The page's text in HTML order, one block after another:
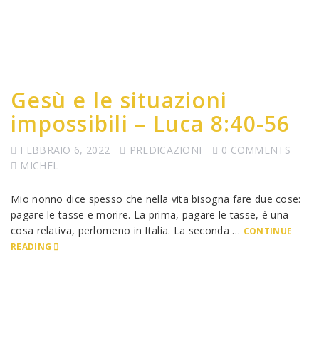
Gesù e le situazioni
impossibili – Luca 8:40-56
FEBBRAIO 6, 2022 PREDICAZIONI
0 COMMENTS
MICHEL
Mio nonno dice spesso che nella vita bisogna fare due cose:
pagare le tasse e morire. La prima, pagare le tasse, è una
cosa relativa, perlomeno in Italia. La seconda … CONTINUE
READING